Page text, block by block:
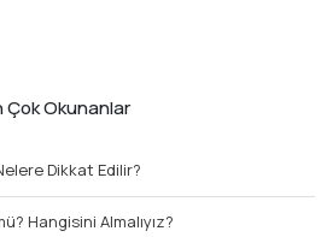
Çok Okunanlar
Dikkat Edilir?
Hangisini Almalıyız?